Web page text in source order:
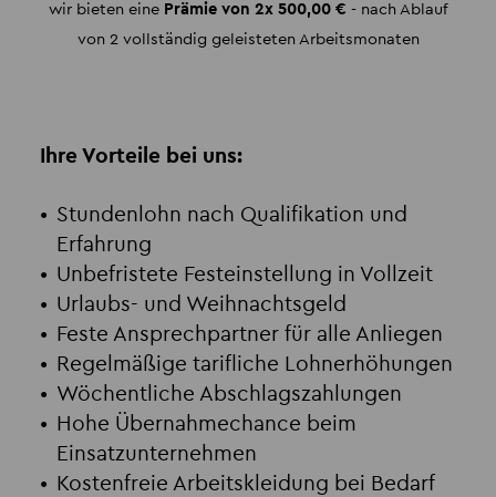
wir bieten eine Prämie von 2x 500,00 € - nach Ablauf
von 2 vollständig geleisteten Arbeitsmonaten
Ihre Vorteile bei uns:
Stundenlohn nach Qualifikation und
Erfahrung
Unbefristete Festeinstellung in Vollzeit
Urlaubs- und Weihnachtsgeld
Feste Ansprechpartner für alle Anliegen
Regelmäßige tarifliche Lohnerhöhungen
Wöchentliche Abschlagszahlungen
Hohe Übernahmechance beim
Einsatzunternehmen
Kostenfreie Arbeitskleidung bei Bedarf